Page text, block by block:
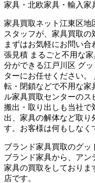
家具・北欧家具・輸入家
家具買取ネット江東区地
スタッフが、家具買取
まずはお気軽にお問い
張見積 まるごと不用な
分ができる江戸川区 グ
ターにお任せください
転・閉鎖などで不用な家
ル家具買取センターのス
搬出・取り出しも当社で
出、家具の解体など取り
す。お客様は何もしなく
ブランド家具買取のグッ
ブランド家具から、アン
家具の買取をしておりま
店です。